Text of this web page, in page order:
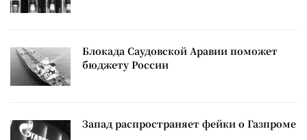
Блокада Саудовской Аравии поможет
бюджету России
Запад распространяет фейки о Газпроме